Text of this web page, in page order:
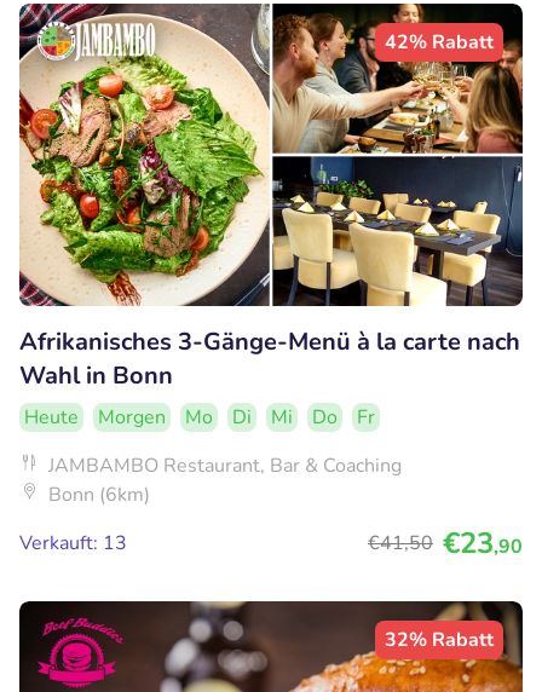
42% Rabatt
Afrikanisches 3-Gänge-Menü à la carte nach
Wahl in Bonn
Heute Morgen Mo Di Mi Do
Fr
JAMBAMBO Restaurant, Bar & Coaching
Bonn (6km)
Verkauft: 13
€41,50 €23,90
32% Rabatt